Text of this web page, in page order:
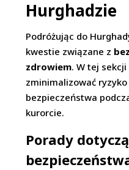
Hurghadzie
Podróżując do
kwestie związane z
zdrowiem. W tej
zminimalizować
bezpieczeństwa
kurorcie.
Porady